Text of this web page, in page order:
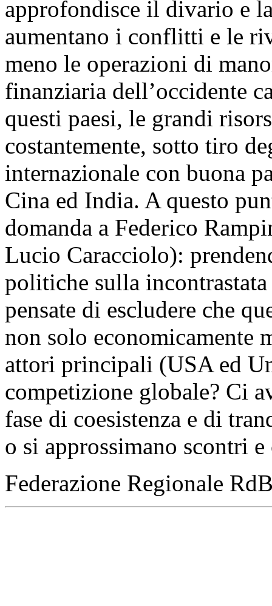
approfondisce il divario e
aumentano i conflitti e le
meno le operazioni di
finanziaria dell’occidente
questi paesi, le grandi
costantemente, sotto tiro
internazionale con buona
Cina ed India. A questo
domanda a Federico
Lucio Caracciolo):
politiche sulla
pensate di escludere che
non solo economicamente
attori principali (USA ed
competizione globale? Ci
fase di coesistenza e di
o si approssimano scontri
Federazione Regionale